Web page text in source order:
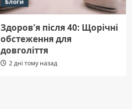
Здоров’я після 40: Щорічні
обстеження для
довголіття
2 дні тому назад